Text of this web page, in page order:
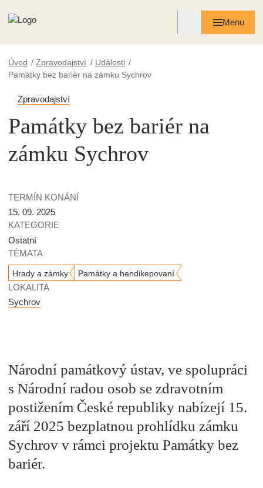
Menu
Úvod Zpravodajství
Události
Památky bez bariér na zámku Sychrov
Zpravodajství
Památky bez bariér na
zámku Sychrov
TERMÍN KONÁNÍ
15. 09. 2025
KATEGORIE
Ostatní
TÉMATA
Hrady a zámky Památky a hendikepovaní
LOKALITA
Sychrov
Národní památkový ústav, ve spolupráci
s Národní radou osob se zdravotním
postižením České republiky nabízejí 15.
září 2025 bezplatnou prohlídku zámku
Sychrov v rámci projektu Památky bez
bariér.